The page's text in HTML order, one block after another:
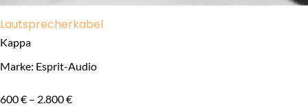
Lautsprecherkabel
Kappa
Marke: Esprit-Audio
600€ – 2.800€